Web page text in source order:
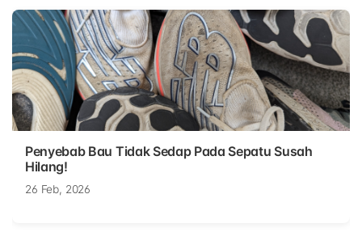
Penyebab Bau Tidak Sedap Pada Sepatu Susah
Hilang!
26 Feb, 2026